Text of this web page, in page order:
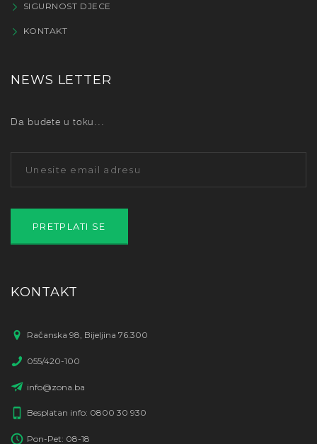
SIGURNOST DJECE
KONTAKT
NEWS LETTER
Da budete u toku...
KONTAKT
Račanska 98, Bijeljina 76.300
055/420-100
info@zona.ba
Besplatan info: 0800 30 930
Pon-Pet: 08-18